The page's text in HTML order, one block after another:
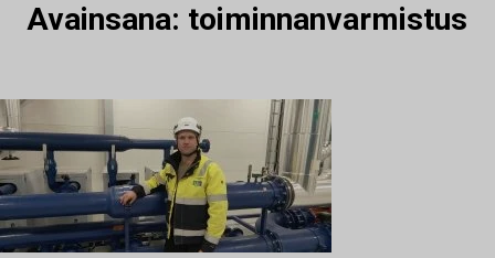
Avainsana: toiminnanvarmistus